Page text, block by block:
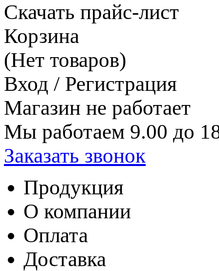
Скачать прайс-лист
Корзина
(Нет товаров)
Вход / Регистрация
Магазин не работает
Мы работаем 9.00 до
Заказать звонок
Продукция
О компании
Оплата
Доставка